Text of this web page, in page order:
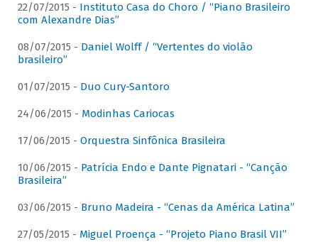
22/07/2015 - Instituto Casa do Choro / “Piano Brasileiro
com Alexandre Dias”
08/07/2015 - Daniel Wolff / “Vertentes do violão
brasileiro”
01/07/2015 - Duo Cury-Santoro
24/06/2015 - Modinhas Cariocas
17/06/2015 - Orquestra Sinfônica Brasileira
10/06/2015 - Patrícia Endo e Dante Pignatari - “Canção
Brasileira”
03/06/2015 - Bruno Madeira - “Cenas da América Latina”
27/05/2015 - Miguel Proença - “Projeto Piano Brasil VII”